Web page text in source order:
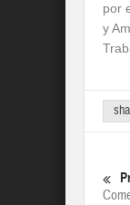
por
y